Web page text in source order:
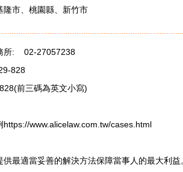
隆市、桃園縣、新竹市
所:    02-27057238
828
前三碼為英文小寫)
https://www.alicelaw.com.tw/cases.html
供最適當妥善的解決方法保障當事人的最大利